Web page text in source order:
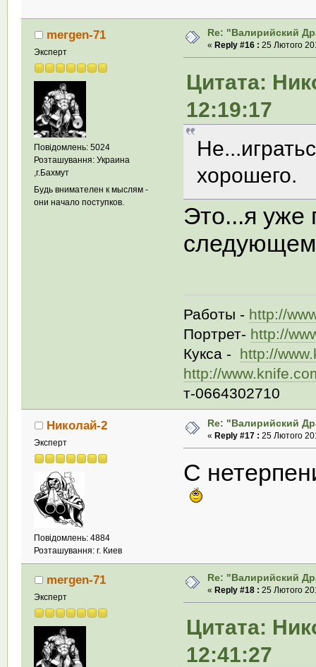
mergen-71
Эксперт
Повідомлень: 5024
Розташування: Украина
,г.Бахмут
Будь внимателен к мыслям -
они начало поступков.
Re: "Валирийский
« Reply #16 : 25 Лютого
Цитата:
12:19:17
хорошего.
Это...я
Работы - http://
Портрет- http://
Кукса - http://
http://
т-0664302710
Николай-2
Эксперт
Повідомлень: 4884
Розташування: г. Киев
Re: "Валирийский
« Reply #17 : 25 Лютого
С
mergen-71
Эксперт
Re: "Валирийский
« Reply #18 : 25 Лютого
Цитата:
12:41:27